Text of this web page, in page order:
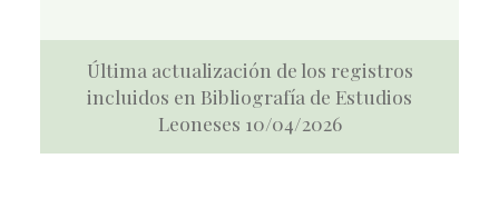
Última actualización de los registros
incluidos en Bibliografía de Estudios
Leoneses 10/04/2026